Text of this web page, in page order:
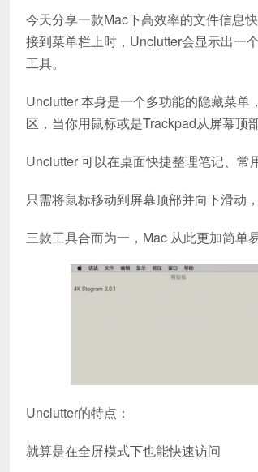
今天分享一款Mac下高效率的文件信息
接到菜单栏上时，Unclutter会显示出一
工具。
Unclutter 本身是一个多功能的隐藏菜
区，当你用鼠标或是Trackpad从屏幕顶
Unclutter 可以在桌面快捷整理笔记、常
只需将鼠标移动到屏幕顶部并向下滑动
三款工具合而为一，Mac 从此更加简单
Unclutter的特点：
就算是在全屏模式下也能快速访问